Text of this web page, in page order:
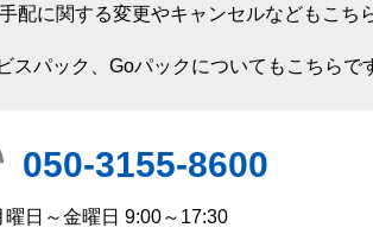
配に関する変更やキャンセルなどもこち
スパック、Goパックについてもこちらで
050-3155-8600
曜日～金曜日 9:00～17:30